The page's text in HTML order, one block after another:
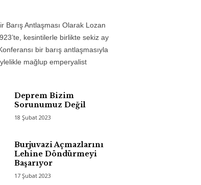
Barış Antlaşması Olarak Lozan
kesintilerle birlikte sekiz ay
bir barış antlaşmasıyla
mağlup emperyalist
Deprem Bizim
Sorunumuz Değil
18 Şubat 2023
Burjuvazi Açmazlarını
Lehine Döndürmeyi
Başarıyor
17 Şubat 2023